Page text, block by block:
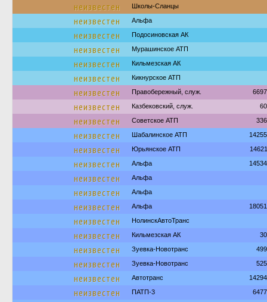
неизвестен Школы-Сланцы
неизвестен Альфа
неизвестен Подосиновская АК
неизвестен Мурашинское АТП
неизвестен Кильмезская АК
неизвестен Кикнурское АТП
неизвестен Правобережный, служ.
неизвестен Казбековский, служ.
неизвестен Советское АТП
неизвестен Шабалинское АТП
неизвестен Юрьянское АТП
неизвестен Альфа
неизвестен Альфа
неизвестен Альфа
неизвестен Альфа
неизвестен НолинскАвтоТранс
неизвестен Кильмезская АК
неизвестен Зуевка-Новотранс
неизвестен Зуевка-Новотранс
неизвестен Автотранс
неизвестен ПАТП-3